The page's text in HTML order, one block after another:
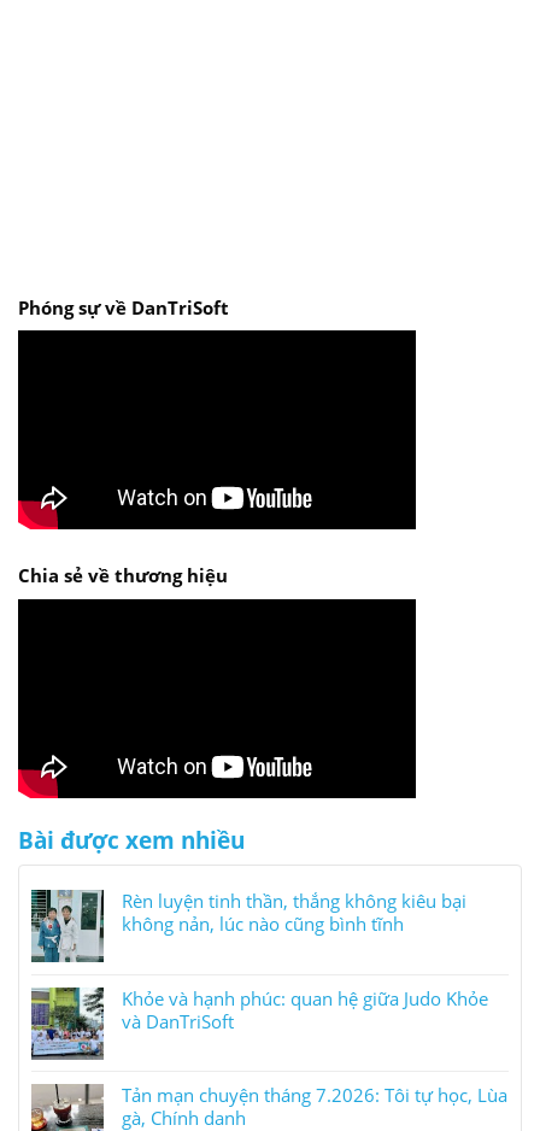
Phóng sự về DanTriSoft
Chia sẻ về thương hiệu
Bài được xem nhiều
Rèn luyện tinh thần, thắng không kiêu bại
không nản, lúc nào cũng bình tĩnh
Khỏe và hạnh phúc: quan hệ giữa Judo Khỏe
và DanTriSoft
Tản mạn chuyện tháng 7.2026: Tôi tự học, Lùa
gà, Chính danh